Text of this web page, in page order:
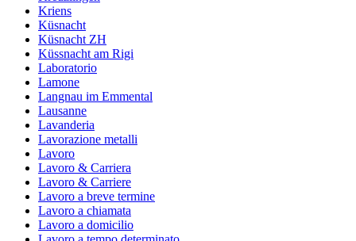
Kriens
Küsnacht
Küsnacht ZH
Küssnacht am Rigi
Laboratorio
Lamone
Langnau im Emmental
Lausanne
Lavanderia
Lavorazione metalli
Lavoro
Lavoro & Carriera
Lavoro & Carriere
Lavoro a breve termine
Lavoro a chiamata
Lavoro a domicilio